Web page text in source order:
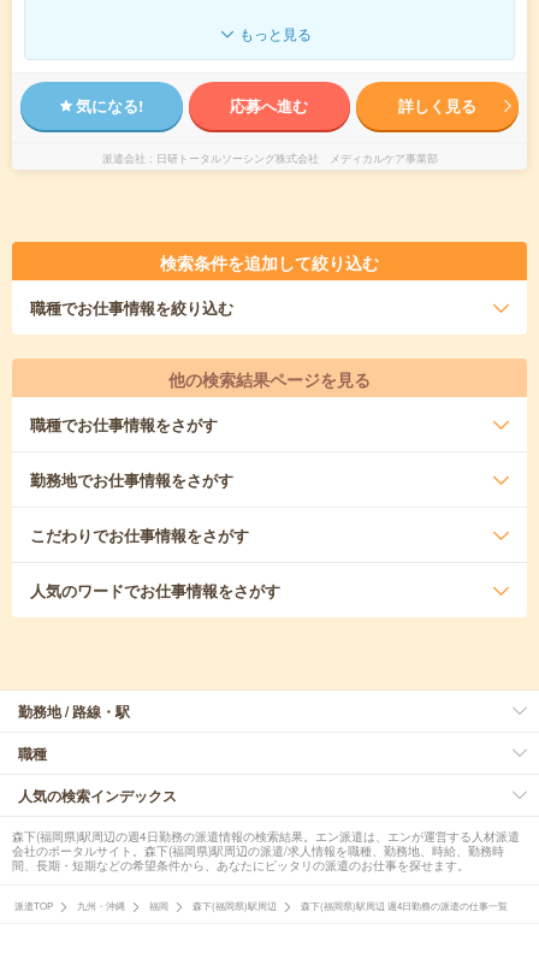
もっと見る
気になる! 応募へ進む 詳しく見る
派遣会社 日研トータルソーシング株式会社 メディカルケア事業部
検索条件を追加して絞り込む
職種でお仕事情報を絞り込む
他の検索結果ページを見る
職種でお仕事情報をさがす
勤務地でお仕事情報をさがす
こだわりでお仕事情報をさがす
人気のワードでお仕事情報をさがす
勤務地 / 路線・駅
職種
人気の検索インデックス
森下(福岡県)駅周辺の週4日勤務の派遣情報の検索結果。エン派遣は、エンが運営する人材派遣
会社のポータルサイト。森下(福岡県)駅周辺の派遣/求人情報を職種、勤務地、時給、勤務時
間、長期・短期などの希望条件から、あなたにピッタリの派遣のお仕事を探せます。
派遣TOP 九州・沖縄 福岡 森下(福岡県)駅周辺 森下(福岡県)駅周辺 週4日勤務の派遣の仕事一覧